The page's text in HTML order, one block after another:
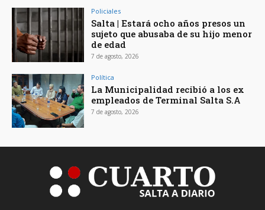
Policiales
Salta | Estará ocho años presos un
sujeto que abusaba de su hijo menor
de edad
7 de agosto, 2026
Política
La Municipalidad recibió a los ex
empleados de Terminal Salta S.A
7 de agosto, 2026